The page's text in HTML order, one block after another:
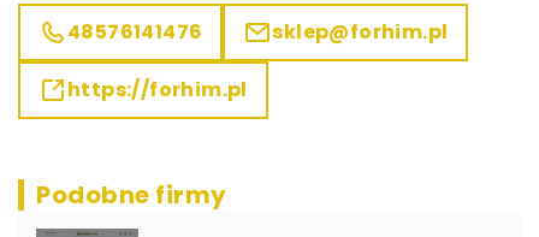
48576141476 sklep@forhim.pl
https://forhim.pl
Podobne firmy